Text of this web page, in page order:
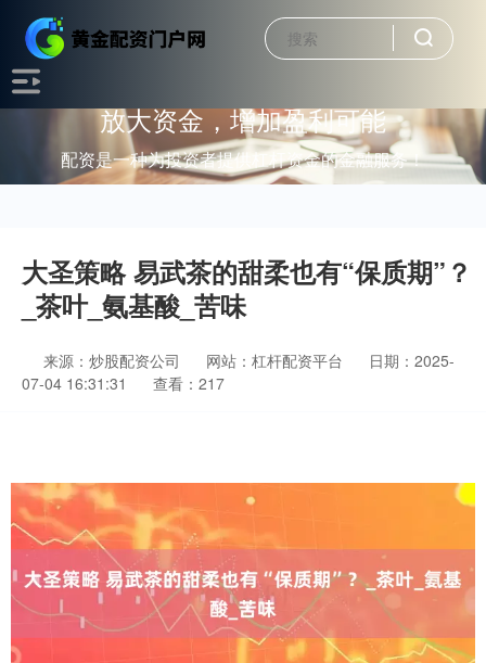
放大资金，增加盈利可能
配资是一种为投资者提供杠杆资金的金融服务！
大圣策略 易武茶的甜柔也有“保质期”？
_茶叶_氨基酸_苦味
来源：炒股配资公司 网站：杠杆配资平台
日期：2025-
07-04 16:31:31
查看：217